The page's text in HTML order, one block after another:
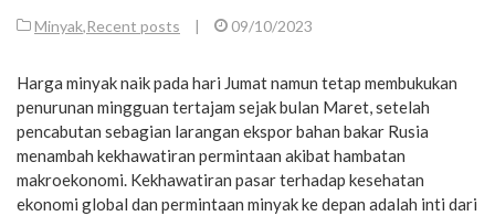
Minyak,Recent posts | 09/10/2023
Harga minyak naik pada hari Jumat namun tetap membukukan
penurunan mingguan tertajam sejak bulan Maret, setelah
pencabutan sebagian larangan ekspor bahan bakar Rusia
menambah kekhawatiran permintaan akibat hambatan
makroekonomi. Kekhawatiran pasar terhadap kesehatan
ekonomi global dan permintaan minyak ke depan adalah inti dari